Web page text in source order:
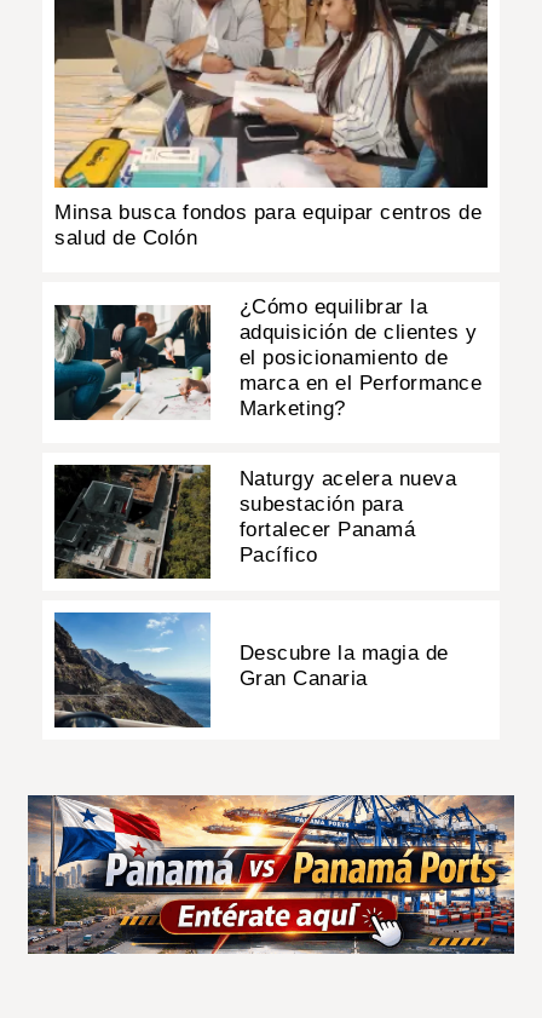
Minsa busca fondos para equipar centros de
salud de Colón
¿Cómo equilibrar la
adquisición de clientes y
el posicionamiento de
marca en el Performance
Marketing?
Naturgy acelera nueva
subestación para
fortalecer Panamá
Pacífico
Descubre la magia de
Gran Canaria